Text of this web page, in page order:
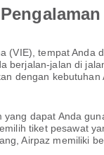
tempat
berjalan-jalan di
dengan
dapat Anda
tiket pesawat
Airpaz memiliki